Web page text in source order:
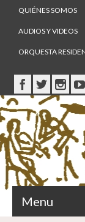
QUIÉNES SOMOS
AUDIOS Y VIDEOS
ORQUESTA
Menu